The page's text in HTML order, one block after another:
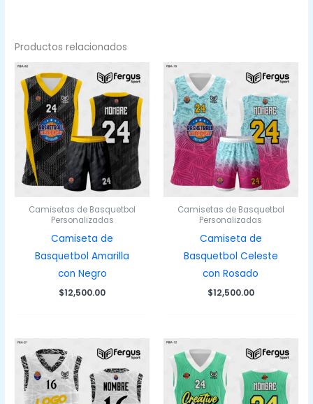
Productos relacionados
Camisetas de Basquetbol
Personalizadas
Camiseta de
Basquetbol Amarilla
con Negro
$12,500.00
Camisetas de Basquetbol
Personalizadas
Camiseta de
Basquetbol Celeste
con Rosado
$12,500.00